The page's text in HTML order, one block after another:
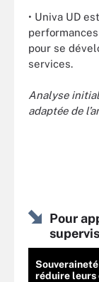
• Univa UD
pour se
services.
Analyse
adaptée de
Pour
réduire leurs